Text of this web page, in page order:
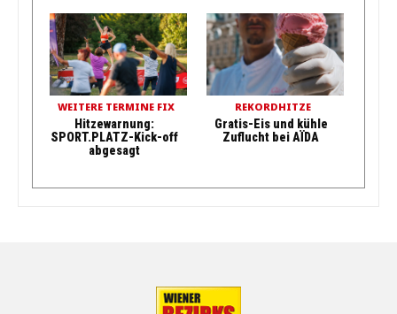
WEITERE TERMINE FIX
Hitzewarnung:
SPORT.PLATZ-Kick-off
abgesagt
REKORDHITZE
Gratis-Eis und kühle
Zuflucht bei AÏDA